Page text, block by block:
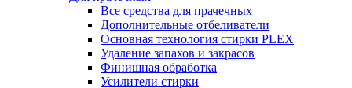
Все средства для прачечных
Дополнительные отбеливатели
Основная технология стирки PLEX
Удаление запахов и закрасов
Финишная обработка
Усилители стирки